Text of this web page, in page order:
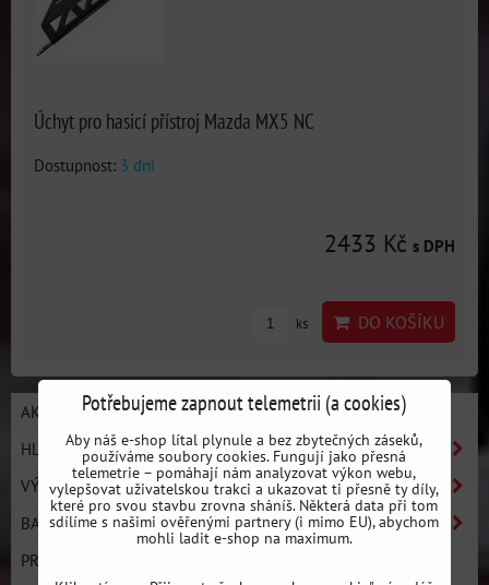
Úchyt pro hasicí přístroj Mazda MX5 NC
Dostupnost: 3 dni
2433 Kč s DPH
ks DO KOŠÍKU
AKCE / NOVÉ PRODUKTY
HLEDAT PODLE AUTA
VÝROBCI
BASIC LINE - ZAČNI DRIFTOVAT
PRO LINE - ULTIMATE PERFORMANCE
Potřebujeme zapnout telemetrii (a cookies)
Aby náš e-shop lítal plynule a bez zbytečných záseků,
používáme soubory cookies. Fungují jako přesná
telemetrie – pomáhají nám analyzovat výkon webu,
vylepšovat uživatelskou trakci a ukazovat ti přesně ty díly,
které pro svou stavbu zrovna sháníš. Některá data při tom
sdílíme s našimi ověřenými partnery (i mimo EU), abychom
mohli ladit e-shop na maximum.